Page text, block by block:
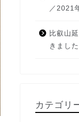
／2021
比叡山
きまし
カテゴリ